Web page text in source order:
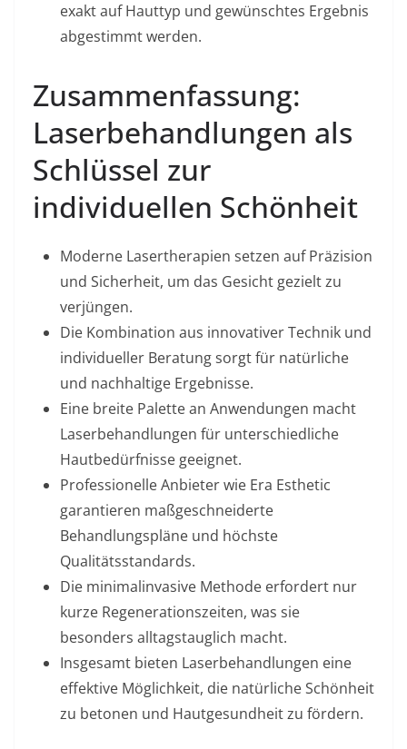
exakt auf Hauttyp und gewünschtes Ergebnis
abgestimmt werden.
Zusammenfassung:
Laserbehandlungen als
Schlüssel zur
individuellen Schönheit
Moderne Lasertherapien setzen auf Präzision
und Sicherheit, um das Gesicht gezielt zu
verjüngen.
Die Kombination aus innovativer Technik und
individueller Beratung sorgt für natürliche
und nachhaltige Ergebnisse.
Eine breite Palette an Anwendungen macht
Laserbehandlungen für unterschiedliche
Hautbedürfnisse geeignet.
Professionelle Anbieter wie Era Esthetic
garantieren maßgeschneiderte
Behandlungspläne und höchste
Qualitätsstandards.
Die minimalinvasive Methode erfordert nur
kurze Regenerationszeiten, was sie
besonders alltagstauglich macht.
Insgesamt bieten Laserbehandlungen eine
effektive Möglichkeit, die natürliche Schönheit
zu betonen und Hautgesundheit zu fördern.